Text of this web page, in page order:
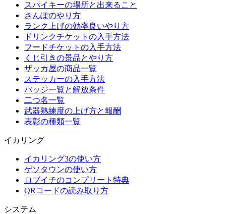
スパイキーの場所と出来ること
さんぽのやり方
ランク上げの効率良いやり方
ドリンクチケットの入手方法
フードチケットの入手方法
くじ引きの景品とやり方
ザッカ屋の商品一覧
ステッカーの入手方法
バッジ一覧と解放条件
二つ名一覧
武器熟練度の上げ方と報酬
表彰の種類一覧
イカリング
イカリング3の使い方
ゲソタウンの使い方
ロブイチのコンプリート特典
QRコードの読み取り方
システム